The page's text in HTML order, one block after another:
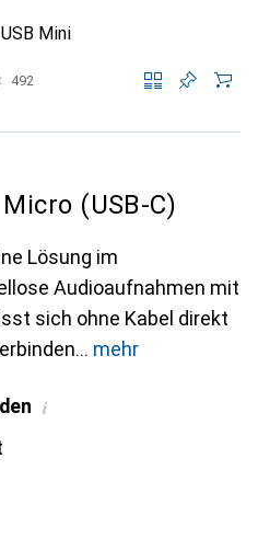
Mini
492
(USB-C)
Lösung im
Audioaufnahmen mit
sich ohne Kabel direkt
mehr
i